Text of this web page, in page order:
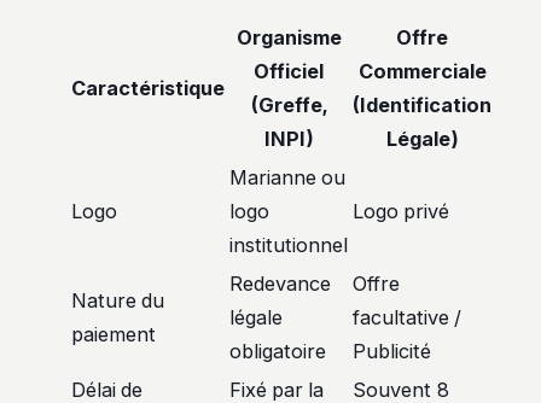
Caractéristique
Organisme
Officiel
(Greffe,
INPI)
Offre
Commerciale
(Identification
Légale)
Logo
Marianne ou
logo
institutionnel
Logo privé
Nature du
paiement
Redevance
légale
obligatoire
Offre
facultative /
Publicité
Délai de
Fixé par la
Souvent 8